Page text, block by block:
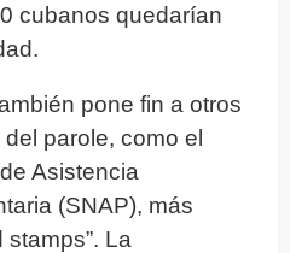
cubanos quedarían
pone fin a otros
parole, como el
Asistencia
(SNAP), más
La